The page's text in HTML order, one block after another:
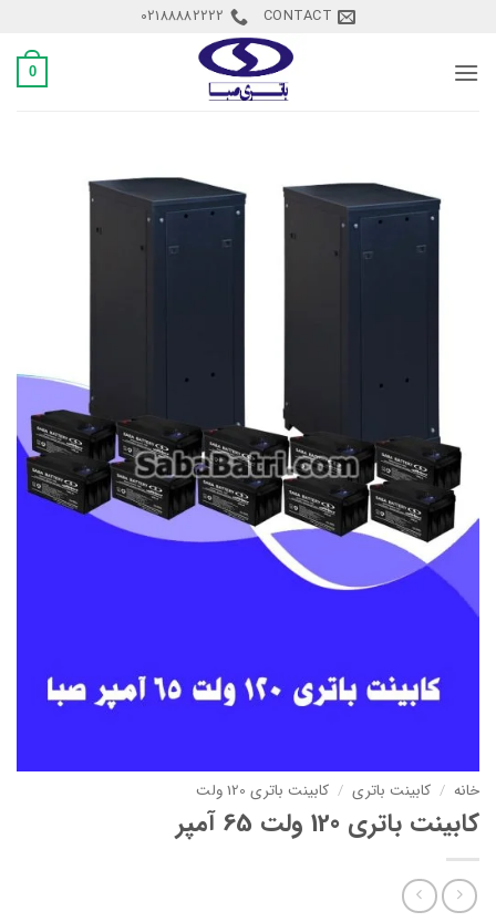
content
CONTACT
02188882222
0
خانه / کابینت باتری / کابینت باتری 120 ولت
کابینت باتری 120 ولت 65 آمپر